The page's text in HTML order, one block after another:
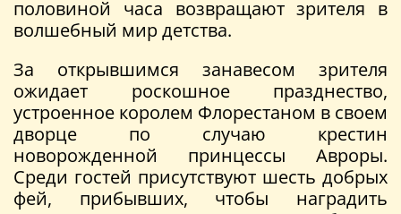
половиной часа возвращают зрителя в
волшебный мир детства.
За открывшимся занавесом зрителя
ожидает роскошное празднество,
устроенное королем Флорестаном в своем
дворце по случаю крестин
новорожденной принцессы Авроры.
Среди гостей присутствуют шесть добрых
фей, прибывших, чтобы наградить